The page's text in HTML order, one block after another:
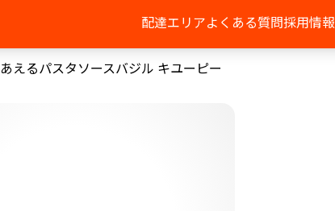
配達エリアよくある質問採用情報
あえるパスタソースバジル キユーピー